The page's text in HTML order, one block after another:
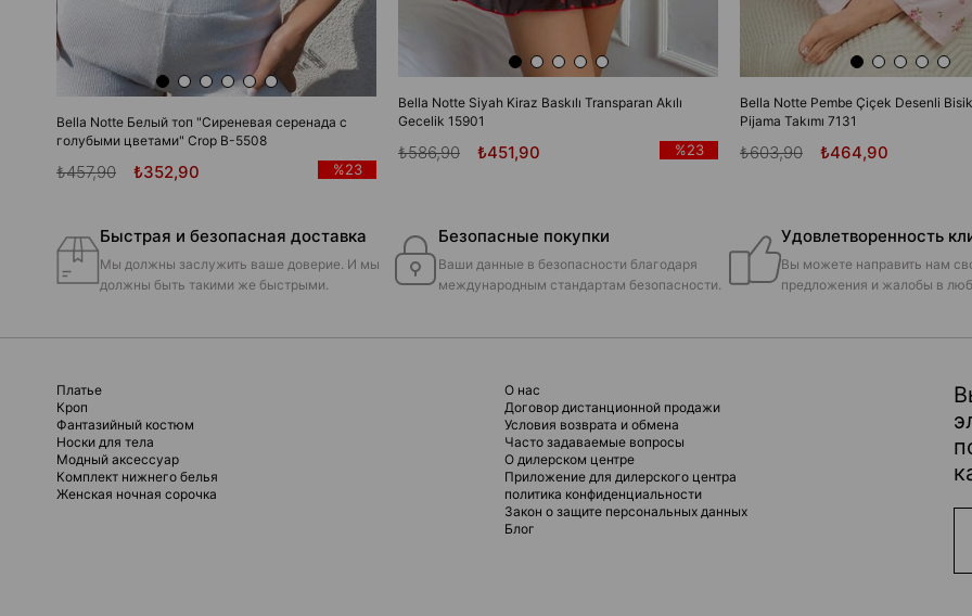
Bella Notte Белый топ "Сиреневая серенада с
голубыми цветами" Crop B-5508
₺352,90
₺457,90 %23
Bella Notte Siyah Kiraz Baskılı Transparan Akılı
Gecelik 15901
₺451,90
₺586,90 %23
Bella Notte Pembe Çiçek Desenli
Pijama Takımı 7131
₺464,90
₺603,90
Быстрая и безопасная доставка
Мы должны заслужить ваше доверие. И мы
должны быть такими же быстрыми.
Безопасные покупки
Ваши данные в безопасности благодаря
международным стандартам безопасности.
Удовлетворенность
Вы можете направить нам
предложения и жалобы в
Платье
Кроп
Фантазийный костюм
Носки для тела
Модный аксессуар
Комплект нижнего белья
Женская ночная сорочка
О нас
Договор дистанционной продажи
Условия возврата и обмена
Часто задаваемые вопросы
О дилерском центре
Приложение для дилерского центра
политика конфиденциальности
Закон о защите персональных данных
Блог